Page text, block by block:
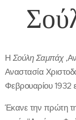
Η Σούλη Σαμπάχ
Αναστασία
Φεβρουαρίου 1932
Έκανε την πρώτη